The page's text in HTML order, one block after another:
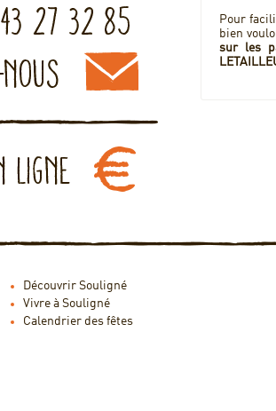
Pour
bien
sur les
Découvrir Souligné
Vivre à Souligné
Calendrier des fêtes